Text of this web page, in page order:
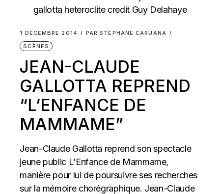
1 DÉCEMBRE 2014 PAR STÉPHANE CARUANA
SCÈNES
JEAN-CLAUDE
GALLOTTA REPREND
“L’ENFANCE DE
MAMMAME”
Jean-Claude Gallotta reprend son spectacle
jeune public L’Enfance de Mammame,
manière pour lui de poursuivre ses recherches
sur la mémoire chorégraphique. Jean-Claude